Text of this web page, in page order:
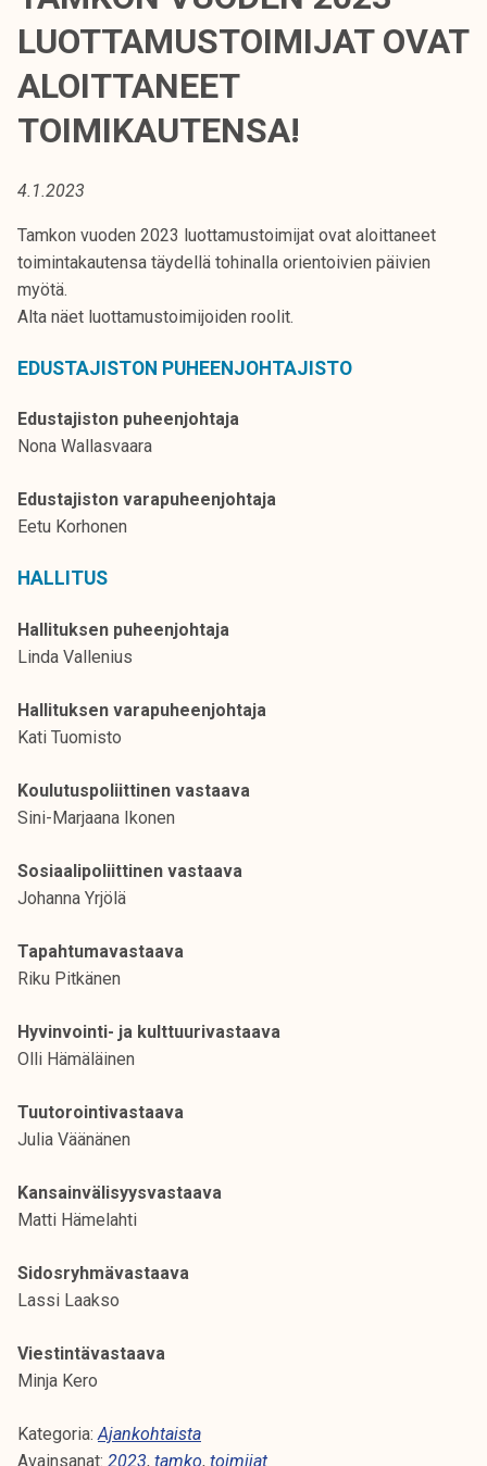
o
r
k
o
u
l
n
p
i
k
e
i
a
k
n
t
LUOTTAMUSTOIMIJAT OVAT
ALOITTANEET
TOIMIKAUTENSA!
4.1.2023
Tamkon vuoden 2023 luottamustoimijat ovat aloittaneet
toimintakautensa täydellä tohinalla orientoivien päivien
myötä.
Alta näet luottamustoimijoiden roolit.
EDUSTAJISTON PUHEENJOHTAJISTO
Edustajiston puheenjohtaja
Nona Wallasvaara
Edustajiston varapuheenjohtaja
Eetu Korhonen
HALLITUS
Hallituksen puheenjohtaja
Linda Vallenius
Hallituksen varapuheenjohtaja
Kati Tuomisto
Koulutuspoliittinen vastaava
Sini-Marjaana Ikonen
Sosiaalipoliittinen vastaava
Johanna Yrjölä
Tapahtumavastaava
Riku Pitkänen
Hyvinvointi- ja kulttuurivastaava
Olli Hämäläinen
Tuutorointivastaava
Julia Väänänen
Kansainvälisyysvastaava
Matti Hämelahti
Sidosryhmävastaava
Lassi Laakso
Viestintävastaava
Minja Kero
Kategoria: Ajankohtaista
Avainsanat: 2023, tamko, toimijat